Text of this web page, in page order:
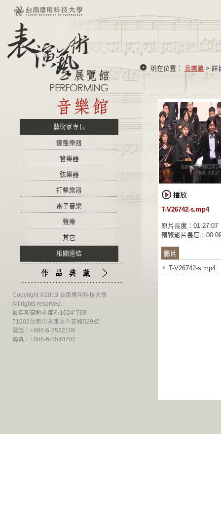
藝術家專長
鍵盤樂器
管樂器
弦樂器
打擊樂器
電子音樂
聲樂
其它
相關連結
Copyright ©2013 台南應用科技大學
All rights reserved.
最佳觀賞解析度為1024*768
71002台南市永康區中正路529號
電話：+886-6-2532106
傳真：+886-6-2540702
現在位置： 音樂館> 詳
T-V26742-s.mp4
原片長度：01:27:07
預覽影片長度：
影片
T-V26742-s.mp4